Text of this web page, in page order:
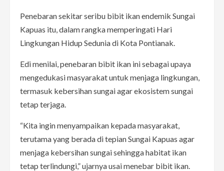
Penebaran sekitar seribu bibit ikan endemik Sungai
Kapuas itu, dalam rangka memperingati Hari
Lingkungan Hidup Sedunia di Kota Pontianak.
Edi menilai, penebaran bibit ikan ini sebagai upaya
mengedukasi masyarakat untuk menjaga lingkungan,
termasuk kebersihan sungai agar ekosistem sungai
tetap terjaga.
“Kita ingin menyampaikan kepada masyarakat,
terutama yang berada di tepian Sungai Kapuas agar
menjaga kebersihan sungai sehingga habitat ikan
tetap terlindungi,” ujarnya usai menebar bibit ikan.